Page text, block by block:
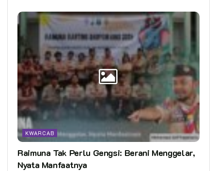
KWARCAB
Raimuna Tak Perlu Gengsi: Berani Menggelar,
Nyata Manfaatnya